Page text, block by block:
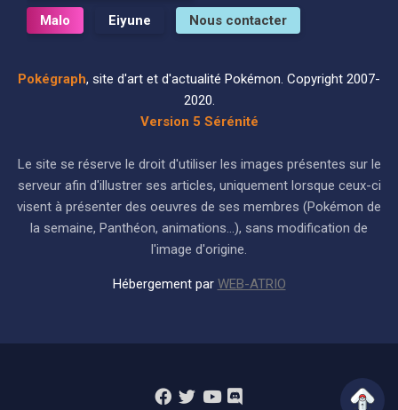
Malo Eiyune Nous contacter
Pokégraph, site d'art et d'actualité Pokémon. Copyright 2007-
2020.
Version 5 Sérénité
Le site se réserve le droit d'utiliser les images présentes sur le
serveur afin d'illustrer ses articles, uniquement lorsque ceux-ci
visent à présenter des oeuvres de ses membres (Pokémon de
la semaine, Panthéon, animations...), sans modification de
l'image d'origine.
Hébergement par WEB-ATRIO